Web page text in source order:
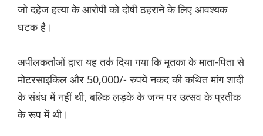
जो दहेज हत्या के आरोपी को दोषी ठहराने के लिए आवश्यक
घटक है।
अपीलकर्ताओं द्वारा यह तर्क दिया गया कि मृतका के माता-पिता से
मोटरसाइकिल और 50,000/- रुपये नकद की कथित मांग शादी
के संबंध में नहीं थी, बल्कि लड़के के जन्म पर उत्सव के प्रतीक
के रूप में थी।